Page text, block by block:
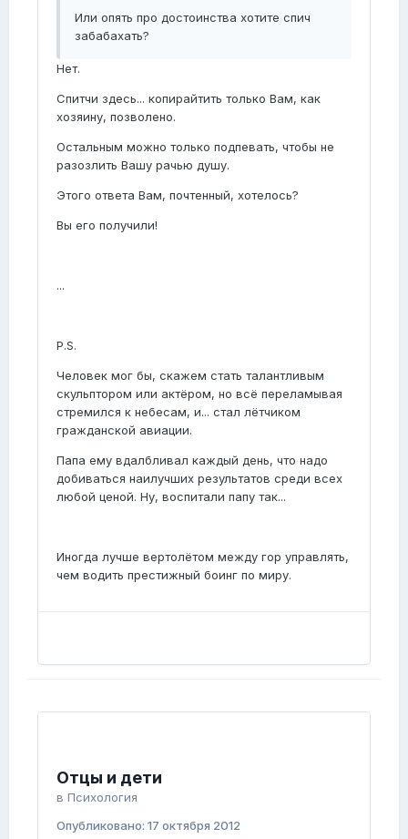
Или опять про достоинства хотите спич
забабахать?
Нет.
Спитчи здесь... копирайтить только Вам, как
хозяину, позволено.
Остальным можно только подпевать, чтобы не
разозлить Вашу рачью душу.
Этого ответа Вам, почтенный, хотелось?
Вы его получили!
...
P.S.
Человек мог бы, скажем стать талантливым
скульптором или актёром, но всё переламывая
стремился к небесам, и... стал лётчиком
гражданской авиации.
Папа ему вдалбливал каждый день, что надо
добиваться наилучших результатов среди всех
любой ценой. Ну, воспитали папу так...
Иногда лучше вертолётом между гор управлять,
чем водить престижный боинг по миру.
Отцы и дети
в Психология
Опубликовано: 17 октября 2012